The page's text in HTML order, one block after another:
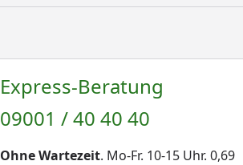
Express-Beratung
09001 / 40 40 40
Ohne Wartezeit. Mo-Fr. 10-15 Uhr. 0,69